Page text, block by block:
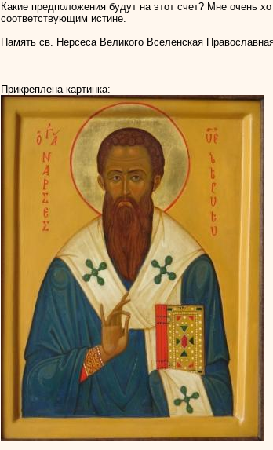
Какие предположения будут на этот счет? Мне очень
соответствующим истине.
Память св. Нерсеса Великого Вселенская
Прикреплена картинка: